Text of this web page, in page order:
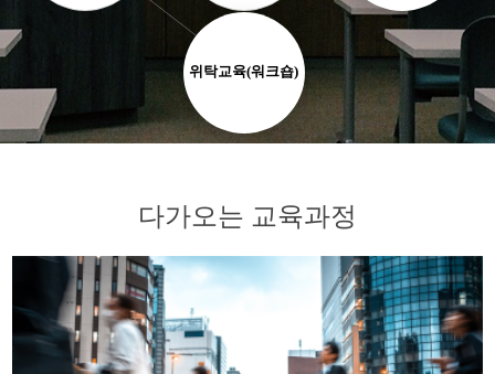
위탁교육(워크숍)
다가오는 교육과정